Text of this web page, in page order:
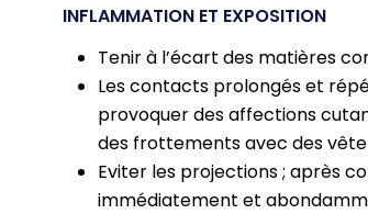
INFLAMMATION ET EXPOSITION
Tenir à l’écart des matières
Les contacts prolongés et
provoquer des affections
des frottements avec des
Eviter les projections ; après
immédiatement et